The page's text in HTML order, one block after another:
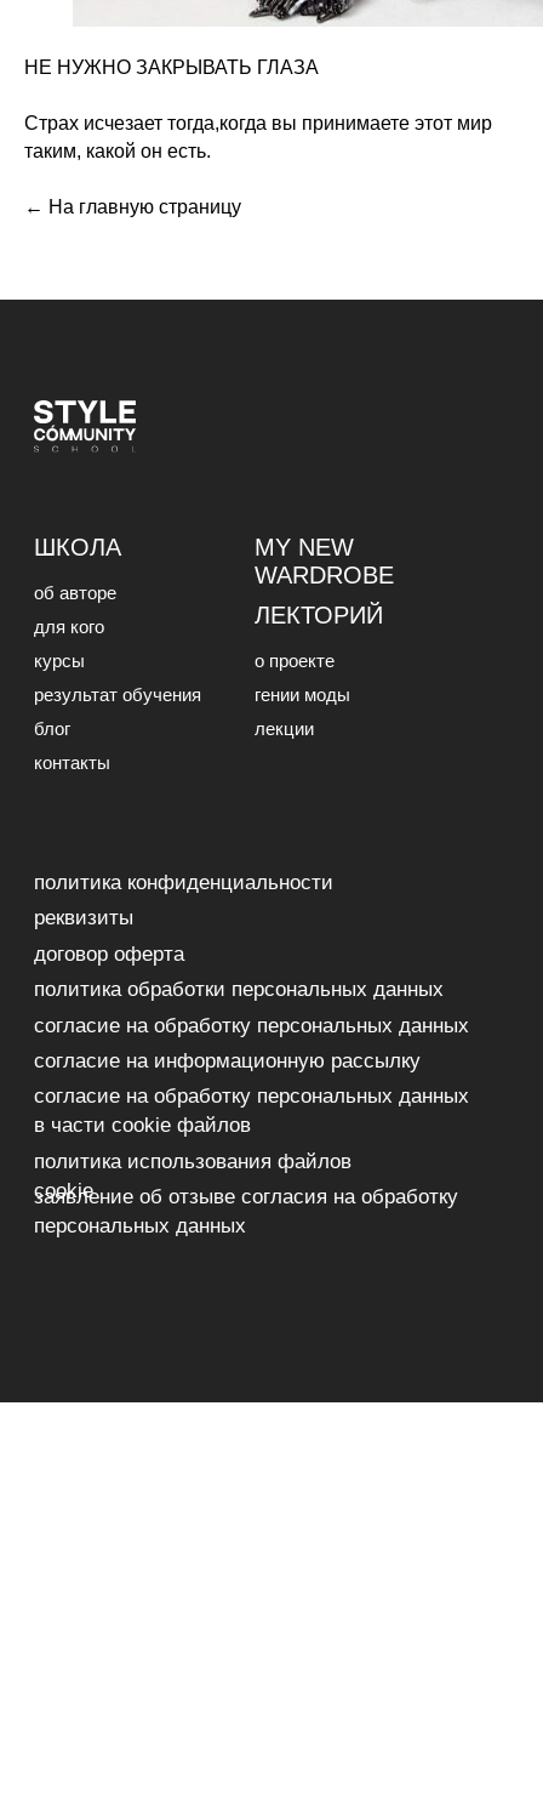
НЕ НУЖНО ЗАКРЫВАТЬ ГЛАЗА
Страх исчезает тогда,когда вы принимаете этот мир
таким, какой он есть.
← На главную страницу